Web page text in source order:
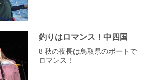
釣りはロマンス！中四国
8 秋の夜長は鳥取県のボートで
ロマンス！